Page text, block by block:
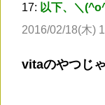
17: 以下、＼
2016/02/18(木)
vitaのやつじ